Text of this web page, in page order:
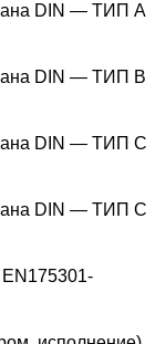
DIN — ТИП A
DIN — ТИП B
DIN — ТИП C
DIN — ТИП C